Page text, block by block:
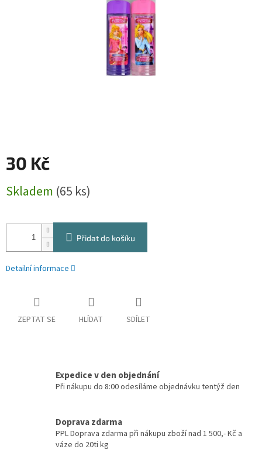
30 Kč
cena:
Skladem (65 ks)
Přidat do košíku
Detailní informace
ZEPTAT SE HLÍDAT SDÍLET
Expedice v den objednání
Při nákupu do 8:00 odesíláme objednávku tentýž den
Doprava zdarma
PPL Doprava zdarma při nákupu zboží nad 1 500,- Kč a
váze do 20ti kg